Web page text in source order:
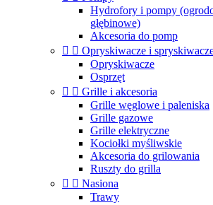
Hydrofory i pompy
głębinowe)
Akcesoria do pomp
  Opryskiwacze i
Opryskiwacze
Osprzęt
  Grille i akcesoria
Grille węglowe i paleniska
Grille gazowe
Grille elektryczne
Kociołki myśliwskie
Akcesoria do grilowania
Ruszty do grilla
  Nasiona
Trawy